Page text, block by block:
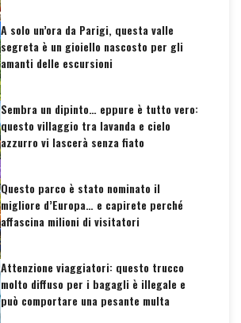
A solo un’ora da Parigi, questa valle
segreta è un gioiello nascosto per gli
amanti delle escursioni
Sembra un dipinto… eppure è tutto vero:
questo villaggio tra lavanda e cielo
azzurro vi lascerà senza fiato
Questo parco è stato nominato il
migliore d’Europa… e capirete perché
affascina milioni di visitatori
Attenzione viaggiatori: questo trucco
molto diffuso per i bagagli è illegale e
può comportare una pesante multa